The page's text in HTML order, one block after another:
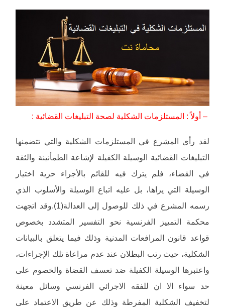
– أولاً : المستلزمات الشكلية لصحة التبليغات القضائية :
لقد رأى المشرع في المستلزمات الشكلية والتي تتضمنها
التبليغات القضائية الوسيلة الكفيلة لإشاعة الطمأنينة والثقة
في القضاء، فلم يترك فيه للقائم بالأجراء حرية اختيار
الوسيلة التي يراها، بل عليه اتباع الوسيلة والأسلوب الذي
رسمه المشرع في ذلك للوصول إلى العدالة(1).وقد اتجهت
محكمة التمييز الفرنسية نحو التفسير المتشدد بخصوص
قواعد قانون المرافعات المدنية وذلك فيما يتعلق بالبيانات
الشكلية، حيث رتب البطلان عند عدم مراعاة تلك الإجراءات،
واعتبرها الوسيلة الكفيلة ضد تعسف القضاة والخصوم على
حد سواء الا ان للفقه الاجرائي الفرنسي وسائل معينة
لتخفيف الشكلية المفرطة وذلك عن طريق الاعتماد على